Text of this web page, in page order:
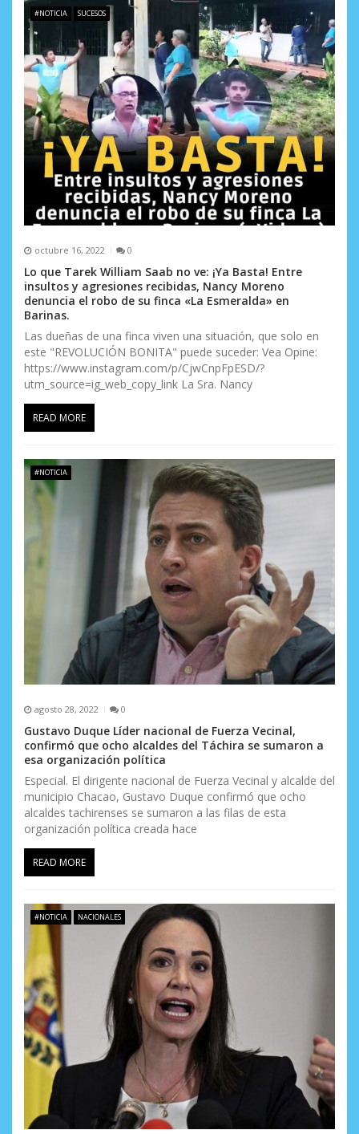
n
t
r
a
d
#NOTICIA SUCESOS
octubre 16, 2022 0
Lo que Tarek William Saab no ve: ¡Ya Basta! Entre
insultos y agresiones recibidas, Nancy Moreno
denuncia el robo de su finca «La Esmeralda» en
Barinas.
Las dueñas de una finca viven una situación, que solo en
este "REVOLUCIÓN BONITA" puede suceder: Vea Opine:
https://www.instagram.com/p/CjwCnpFpESD/?
utm_source=ig_web_copy_link La Sra. Nancy
READ MORE
#NOTICIA
agosto 28, 2022 0
Gustavo Duque Líder nacional de Fuerza Vecinal,
confirmó que ocho alcaldes del Táchira se sumaron a
esa organización política
Especial. El dirigente nacional de Fuerza Vecinal y alcalde del
municipio Chacao, Gustavo Duque confirmó que ocho
alcaldes tachirenses se sumaron a las filas de esta
organización política creada hace
READ MORE
#NOTICIA NACIONALES